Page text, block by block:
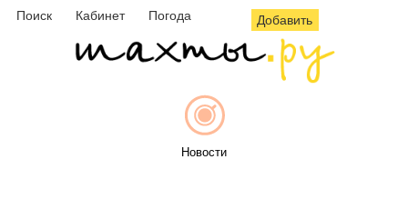
Поиск Кабинет Погода Добавить
Новости